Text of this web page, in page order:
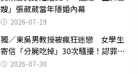
嫂」張葳葳當年隱婚內幕
2026-07-19
獨／東吳男教授被瘋狂迷戀 女學生
寄信「分屍吃掉」30次騷擾！認罪免
關 2026-07-30